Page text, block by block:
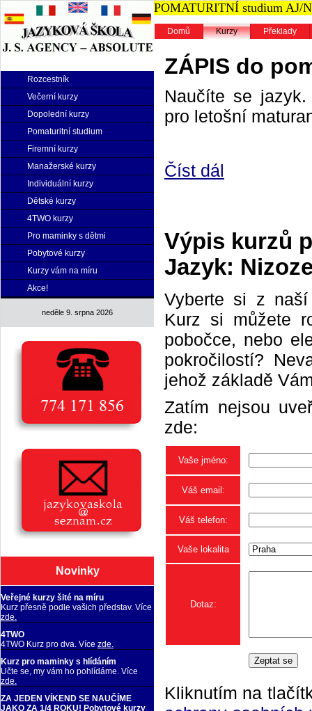
Rozcestník
Večerní kurzy
Dopolední kurzy
Pomaturitní studium
Firemní kurzy
Manažerské kurzy
Individuální kurzy
Dětské kurzy
4TWO kurzy
Pro maminky s dětmi
Pobytové kurzy
Kurzy vám na míru
Akce!
neděle 9. srpna 2026
Novinky
Veřejné kurzy šité na míru
Kurz přesně podle vašich představ. Více
zde.
4TWO
4TWO Kurz pro dva. Více zde.
Kurz pro maminky s hlídáním
Učte se, my vám ho pohlídáme. Více
zde.
ZA JEDEN VÍKEND SE NAUČÍME
JAKO ZA 1/4 ROKU! Pobytové kurzy
POMATURITNÍ studium AJ/
Domů Kurzy Překlady
ZÁPIS do
Naučíte se
pro letošní
Číst dál
Výpis kurzů
Jazyk:
Vyberte si z
Kurz si můžete
pobočce, nebo
pokročilostí?
jehož základě
Zatím nejsou
zde:
Vaše jméno:
Váš email:
Váš telefon:
Vaše lokalita
Dotaz:
Kliknutím na